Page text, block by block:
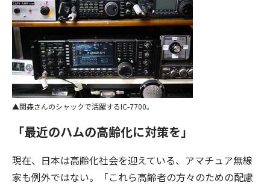
関森さんのシャックで活躍するIC-7700。
「最近のハムの高齢化に対策を」
現在、日本は高齢化社会を迎えている、アマチュア無線
家も例外ではない。「これら高齢者の方々のための配慮